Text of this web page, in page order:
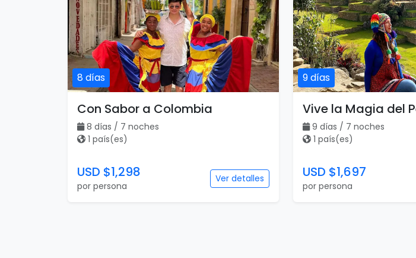
8 días
Con Sabor a Colombia
8 días / 7 noches
1 país(es)
USD $1,298
por persona
Ver detalles
9 días
Vive la Magia del
9 días / 7 noches
1 país(es)
USD $1,697
por persona